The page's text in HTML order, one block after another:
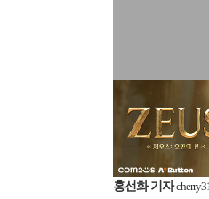
홍선화 기자